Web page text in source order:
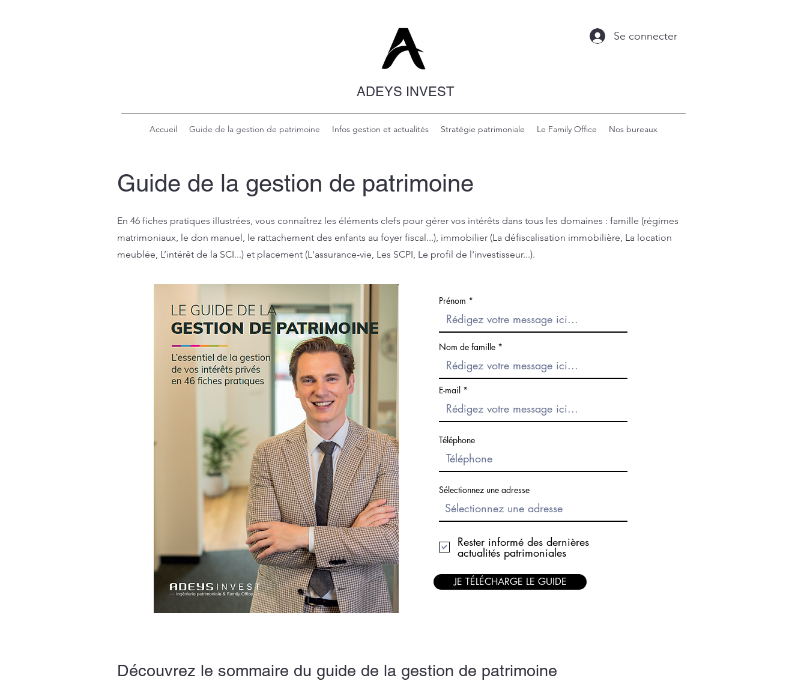
Se connecter
ADEYS INVEST
Accueil Guide de la gestion de patrimoine Infos gestion et actualités Stratégie patrimoniale Le Family Office Nos bureaux
Guide de la gestion de patrimoine
En 46 fiches pratiques illustrées, vous connaîtrez les éléments clefs pour gérer vos intérêts dans tous les domaines : famille (régimes
matrimoniaux, le don manuel, le rattachement des enfants au foyer fiscal...), immobilier (La défiscalisation immobilière, La location
meublée, L’intérêt de la SCI...) et placement (L'assurance-vie, Les SCPI, Le profil de l'investisseur...).
Prénom
Nom de famille
E-mail
Téléphone
Sélectionnez une adresse
Rester informé des dernières
actualités patrimoniales
JE TÉLÉCHARGE LE GUIDE
Découvrez le sommaire du guide de la gestion de patrimoine